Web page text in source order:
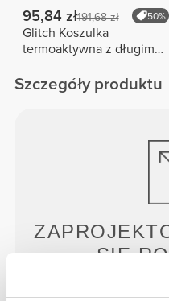
95,84 zł191,68 zł 50%
Glitch Koszulka
termoaktywna z długim
Szczegóły produktu
SIĘ
Nasze ubrania